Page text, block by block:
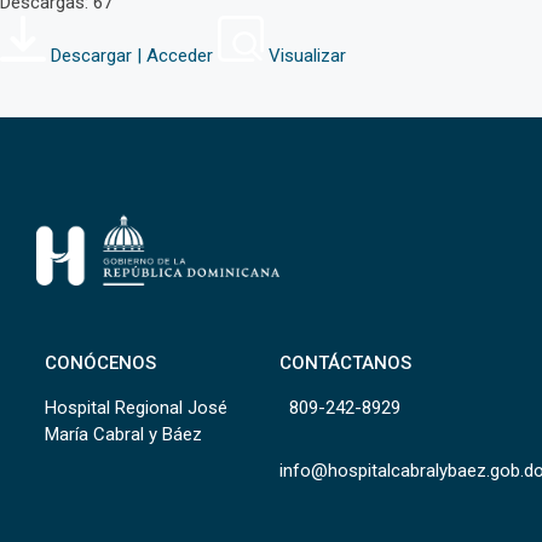
Descargar | Acceder Visualizar
CONÓCENOS
Hospital Regional José
María Cabral y Báez
CONTÁCTANOS
809-242-8929